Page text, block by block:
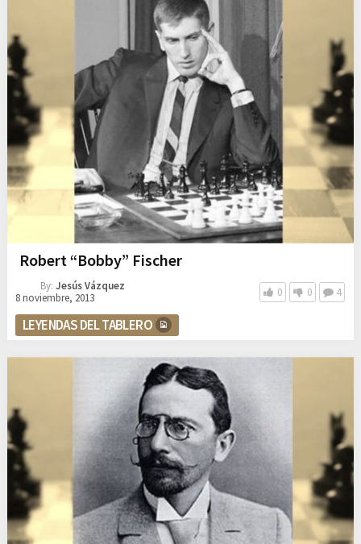
Robert “Bobby” Fischer
By: Jesús Vázquez
8 noviembre, 2013
0 0 4
LEYENDAS DEL TABLERO